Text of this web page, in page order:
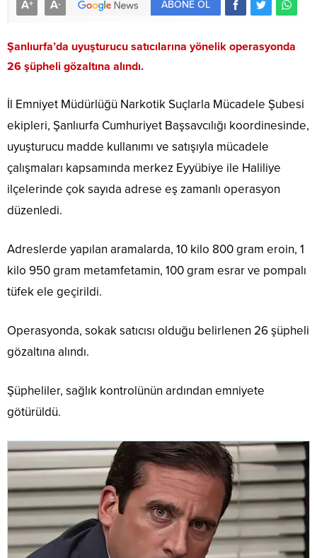
A+ A- ABONE OL
Şanlıurfa’da uyuşturucu satıcılarına yönelik operasyonda
26 şüpheli gözaltına alındı.
İl Emniyet Müdürlüğü Narkotik Suçlarla Mücadele Şubesi
ekipleri, Şanlıurfa Cumhuriyet Başsavcılığı koordinesinde,
uyuşturucu madde kullanımı ve satışıyla mücadele
çalışmaları kapsamında merkez Eyyübiye ile Haliliye
ilçelerinde çok sayıda adrese eş zamanlı operasyon
düzenledi.
Adreslerde yapılan aramalarda, 10 kilo 800 gram eroin, 1
kilo 950 gram metamfetamin, 100 gram esrar ve pompalı
tüfek ele geçirildi.
Operasyonda, sokak satıcısı olduğu belirlenen 26 şüpheli
gözaltına alındı.
Şüpheliler, sağlık kontrolünün ardından emniyete
götürüldü.